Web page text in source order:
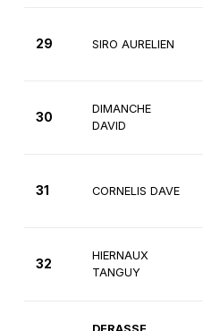
29 SIRO AURELIEN
30
DIMANCHE
DAVID
31 CORNELIS DAVE
32
HIERNAUX
TANGUY